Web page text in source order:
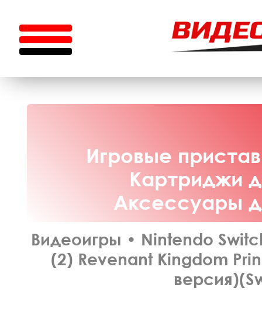
Игровые
Картриджи
Аксессуары
Видеоигры • Nintendo
(2) Revenant Kingdom